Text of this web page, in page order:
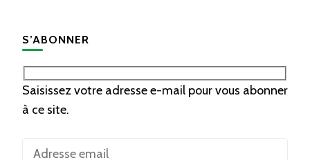
S’ABONNER
Saisissez votre adresse e-mail pour vous abonner
à ce site.